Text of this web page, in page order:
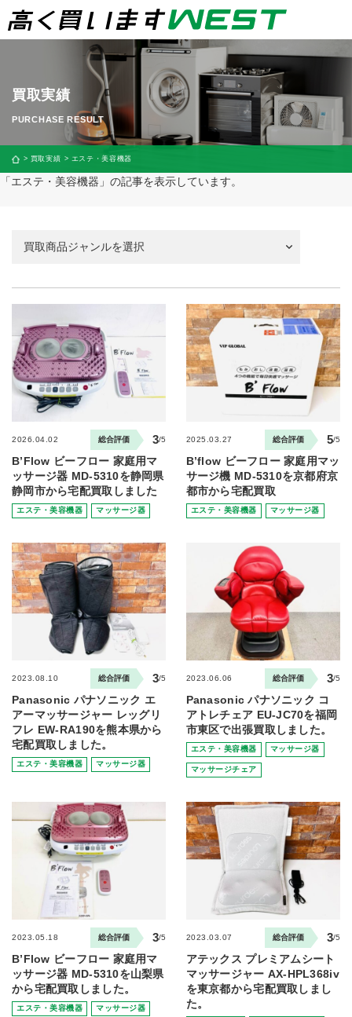
買取実績
買取実績 エステ・美容機器
「エステ・美容機器」の記事を表示しています。
2026.04.02 総合評価 3/5
B’Flow ビーフロー 家庭用マ
ッサージ器 MD-5310を静岡県
静岡市から宅配買取しました
エステ・美容機器 マッサージ器
2025.03.27 総合評価 5/5
B’flow ビーフロー 家庭用マッ
サージ機 MD-5310を京都府京
都市から宅配買取
エステ・美容機器 マッサージ器
2023.08.10 総合評価 3/5
Panasonic パナソニック エ
アーマッサージャー レッグリ
フレ EW-RA190を熊本県から
宅配買取しました。
エステ・美容機器 マッサージ器
2023.06.06 総合評価 3/5
Panasonic パナソニック コ
アトレチェア EU-JC70を福岡
市東区で出張買取しました。
エステ・美容機器 マッサージ器
マッサージチェア
2023.05.18 総合評価 3/5
B’Flow ビーフロー 家庭用マ
ッサージ器 MD-5310を山梨県
から宅配買取しました。
エステ・美容機器 マッサージ器
2023.03.07 総合評価 3/5
アテックス プレミアムシート
マッサージャー AX-HPL368iv
を東京都から宅配買取しまし
た。